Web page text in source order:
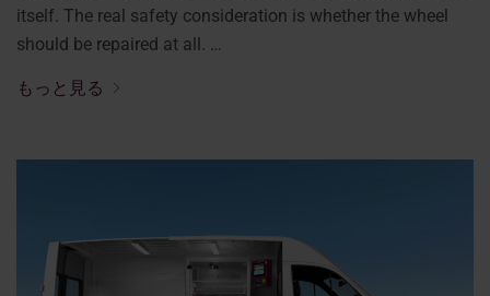
itself. The real safety consideration is whether the wheel
should be repaired at all. …
もっと見る